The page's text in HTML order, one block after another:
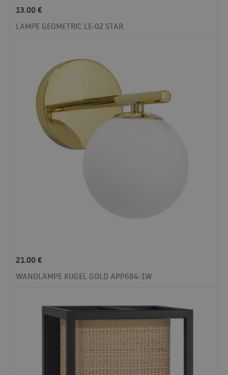
13.00€
LAMPE GEOMETRIC LE-02 STAR
21.00€
WANDLAMPE KUGEL GOLD APP684-1W